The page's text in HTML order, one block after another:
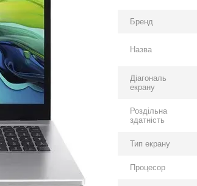
Бренд
Назва
Діагональ
екрану
Роздільна
здатність
Тип екрану
Процесор